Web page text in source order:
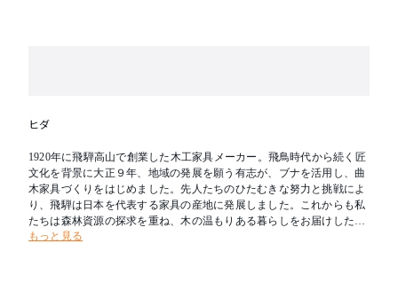
ヒダ
1920年に飛騨高山で創業した木工家具メーカー。飛鳥時代から続く匠
文化を背景に大正９年、地域の発展を願う有志が、ブナを活用し、曲
木家具づくりをはじめました。先人たちのひたむきな努力と挑戦によ
り、飛騨は日本を代表する家具の産地に発展しました。これからも私
たちは森林資源の探求を重ね、木の温もりある暮らしをお届けしたい
と考えます。新たな創造を可能とし、その魅力を求めて人々が集う場
もっと見る